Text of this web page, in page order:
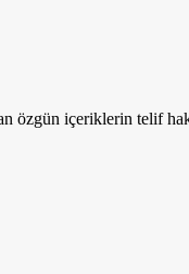
özgün içeriklerin telif